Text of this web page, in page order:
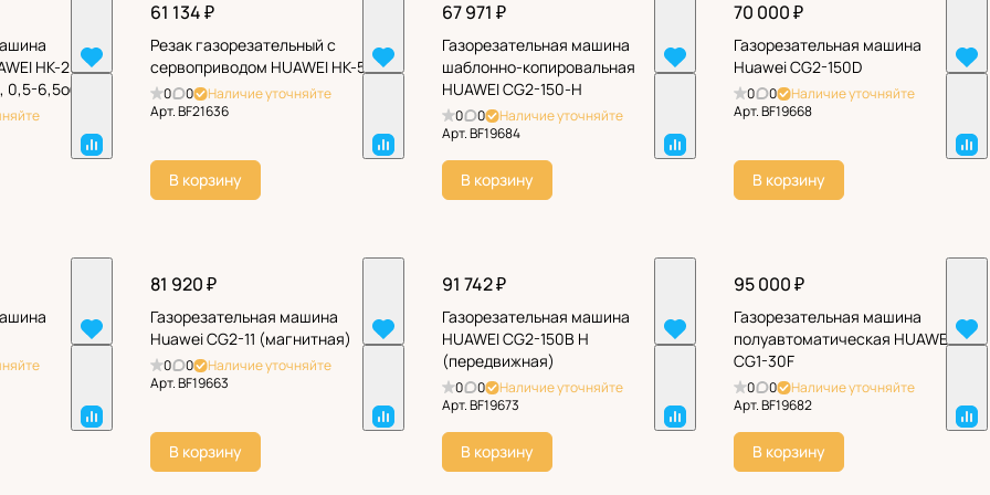
HK-200
6,5об/
61 134 ₽
Резак газорезательный с
сервоприводом НUAWEI HK-55D
0 0
Наличие уточняйте
Арт.BF21636
В корзину
67 971 ₽
Газорезательная машина
шаблонно-копировальная
НUAWEI CG2-150-H
0 0
Наличие уточняйте
Арт.BF19684
В корзину
70 000 ₽
Газорезательная машина
Huawei CG2-150D
0 0
Наличие уточняйте
Арт.BF19668
В корзину
81 920 ₽
Газорезательная машина
Huawei CG2-11 (магнитная)
0 0
Наличие уточняйте
Арт.BF19663
В корзину
91 742 ₽
Газорезательная машина
НUAWEI CG2-150В Н
(передвижная)
0 0
Наличие уточняйте
Арт.BF19673
В корзину
95 000 ₽
Газорезательная машина
полуавтоматическая НUAWEI
CG1-30F
0 0
Наличие уточняйте
Арт.BF19682
В корзину